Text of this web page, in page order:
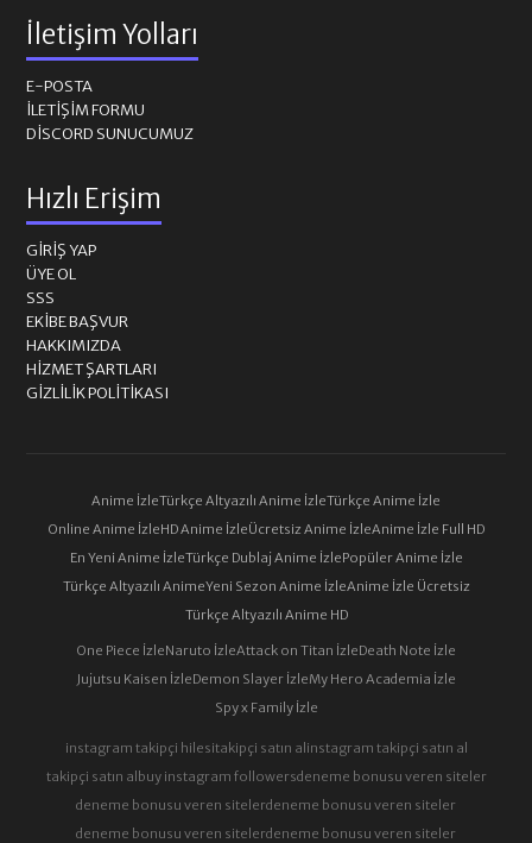
İletişim Yolları
E-POSTA
İLETIŞIM FORMU
DISCORD SUNUCUMUZ
Hızlı Erişim
GIRIŞ YAP
ÜYE OL
SSS
EKIBE BAŞVUR
HAKKIMIZDA
HIZMET ŞARTLARI
GIZLILIK POLITIKASI
Anime İzleTürkçe Altyazılı Anime İzleTürkçe Anime İzle
Online Anime İzleHD Anime İzleÜcretsiz Anime İzleAnime İzle Full HD
En Yeni Anime İzleTürkçe Dublaj Anime İzlePopüler Anime İzle
Türkçe Altyazılı AnimeYeni Sezon Anime İzleAnime İzle Ücretsiz
Türkçe Altyazılı Anime HD
One Piece İzleNaruto İzleAttack on Titan İzleDeath Note İzle
Jujutsu Kaisen İzleDemon Slayer İzleMy Hero Academia İzle
Spy x Family İzle
instagram takipçi hilesitakipçi satın alinstagram takipçi satın al
takipçi satın albuy instagram followersdeneme bonusu veren siteler
deneme bonusu veren sitelerdeneme bonusu veren siteler
deneme bonusu veren sitelerdeneme bonusu veren siteler